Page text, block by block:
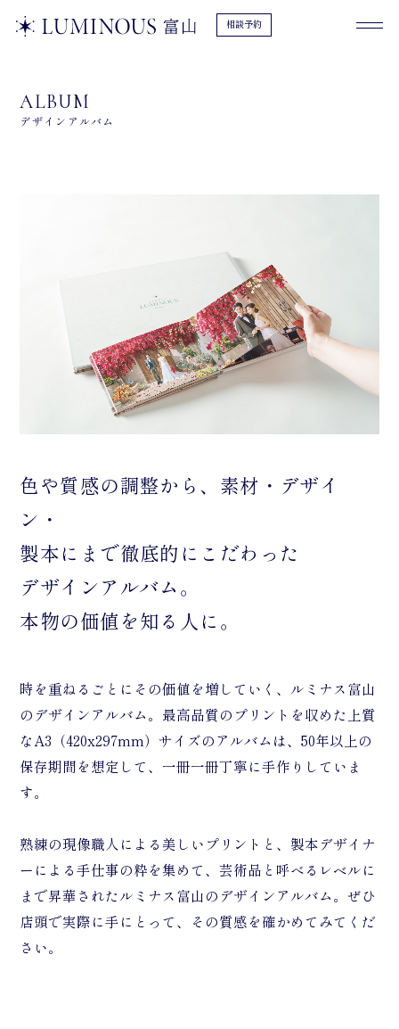
相談予約
ALBUM
デザインアルバム
色や質感の調整から、素材・デザイ
ン・
製本にまで徹底的にこだわった
デザインアルバム。
本物の価値を知る人に。
時を重ねるごとにその価値を増していく、ルミナス富山
のデザインアルバム。最高品質のプリントを収めた上質
なA3（420x297mm）サイズのアルバムは、50年以上の
保存期間を想定して、一冊一冊丁寧に手作りしていま
す。
熟練の現像職人による美しいプリントと、製本デザイナ
ーによる手仕事の粋を集めて、芸術品と呼べるレベルに
まで昇華されたルミナス富山のデザインアルバム。ぜひ
店頭で実際に手にとって、その質感を確かめてみてくだ
さい。